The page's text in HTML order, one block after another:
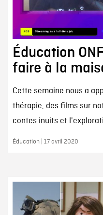
Éducation
faire à la
Cette semaine nous a
thérapie, des films sur
contes inuits et
Éducation | 17 avril 2020